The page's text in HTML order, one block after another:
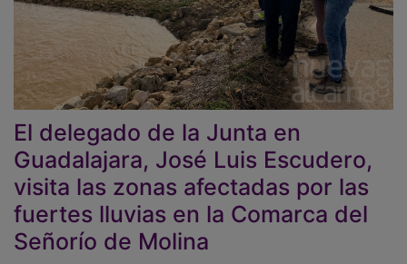
El delegado de la Junta en
Guadalajara, José Luis Escudero,
visita las zonas afectadas por las
fuertes lluvias en la Comarca del
Señorío de Molina